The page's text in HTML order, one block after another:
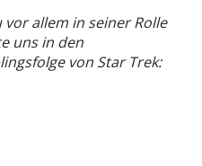
allem in seiner Rolle
uns in den
von Star Trek: